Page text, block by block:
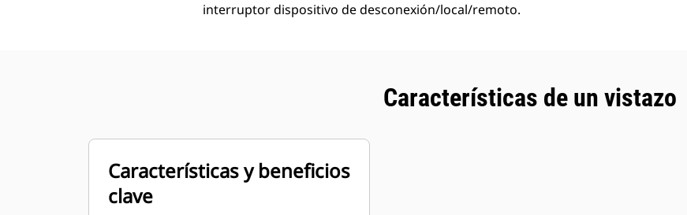
interruptor dispositivo de desconexión/local/remoto.
Características de un vistazo
Características y beneficios
clave